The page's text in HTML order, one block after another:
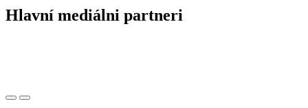
Hlavní mediálni partneri